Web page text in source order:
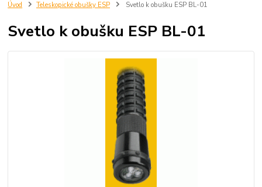
Úvod Teleskopické obušky ESP Svetlo k obušku ESP BL-01
Svetlo k obušku ESP BL-01